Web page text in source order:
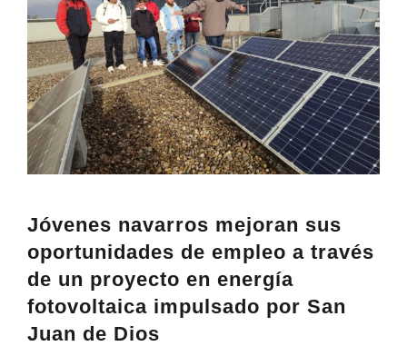
SAN JUAN DE DIOS
Jóvenes navarros mejoran sus
oportunidades de empleo a través
de un proyecto en energía
fotovoltaica impulsado por San
Juan de Dios